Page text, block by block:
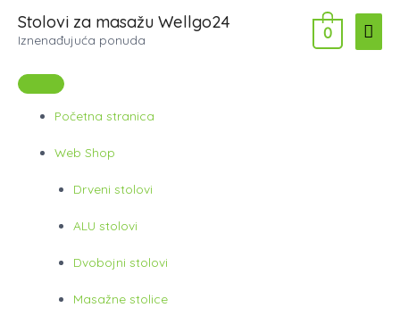
Stolovi za masažu Wellgo24
Iznenađujuća ponuda
Main
Početna stranica
Web Shop
Drveni stolovi
ALU stolovi
Dvobojni stolovi
Masažne stolice
0